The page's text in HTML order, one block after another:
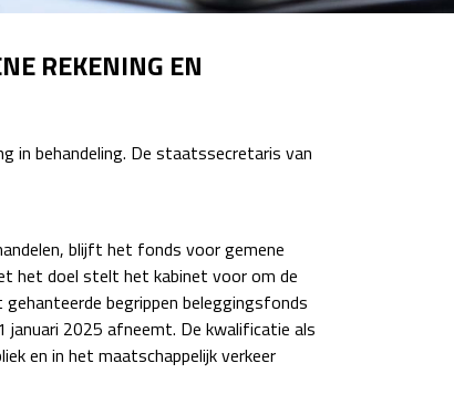
REKENING EN
in behandeling. De staatssecretaris van
blijft het fonds voor gemene
het doel stelt het kabinet voor om de
begrippen beleggingsfonds
2025 afneemt. De kwalificatie als
en in het maatschappelijk verkeer